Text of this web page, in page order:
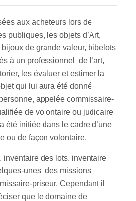
aux acheteurs lors de
publiques, les objets d’Art,
de grande valeur, bibelots
à un professionnel de l’art,
les évaluer et estimer la
qui lui aura été donné
appelée commissaire-
de volontaire ou judicaire
été initiée dans le cadre d’une
ou de façon volontaire.
inventaire des lots, inventaire
unes des missions
priseur. Cependant il
que le domaine de